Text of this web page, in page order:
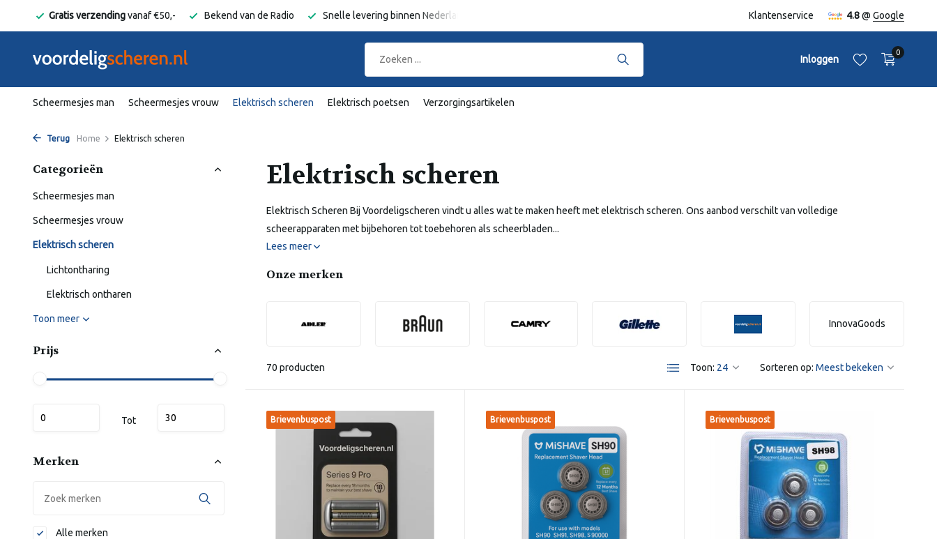
€50,- Bekend van de Radio Snelle levering binnen Nederland en België Gratis verzending Klantenservice 4.8@ Google
Inloggen
0
Scheermesjes man Scheermesjes vrouw Elektrisch scheren Elektrisch poetsen Verzorgingsartikelen
Terug Home Elektrisch scheren
Categorieën
Scheermesjes man
Scheermesjes vrouw
Elektrisch scheren
Lichtontharing
Elektrisch ontharen
Toon meer
Prijs
Tot
Merken
Alle merken
Elektrisch scheren
Elektrisch Scheren Bij Voordeligscheren vindt u alles wat te maken heeft met elektrisch scheren. Ons aanbod verschilt van volledige
scheerapparaten met bijbehoren tot toebehoren als scheerbladen...
Lees meer
Onze merken
InnovaGoods
70 producten Toon: Sorteren op:
Brievenbuspost Brievenbuspost Brievenbuspost